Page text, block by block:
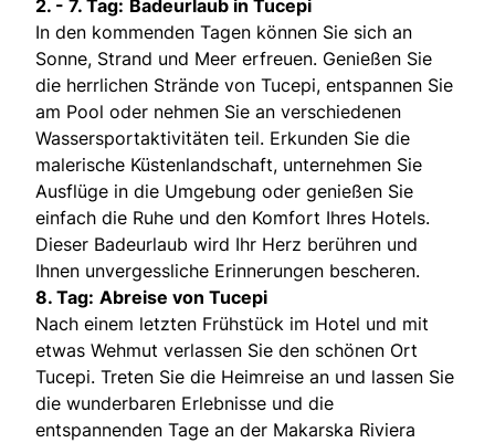
2. - 7. Tag: Badeurlaub in Tucepi
In den kommenden Tagen können Sie sich an
Sonne, Strand und Meer erfreuen. Genießen Sie
die herrlichen Strände von Tucepi, entspannen Sie
am Pool oder nehmen Sie an verschiedenen
Wassersportaktivitäten teil. Erkunden Sie die
malerische Küstenlandschaft, unternehmen Sie
Ausflüge in die Umgebung oder genießen Sie
einfach die Ruhe und den Komfort Ihres Hotels.
Dieser Badeurlaub wird Ihr Herz berühren und
Ihnen unvergessliche Erinnerungen bescheren.
8. Tag: Abreise von Tucepi
Nach einem letzten Frühstück im Hotel und mit
etwas Wehmut verlassen Sie den schönen Ort
Tucepi. Treten Sie die Heimreise an und lassen Sie
die wunderbaren Erlebnisse und die
entspannenden Tage an der Makarska Riviera